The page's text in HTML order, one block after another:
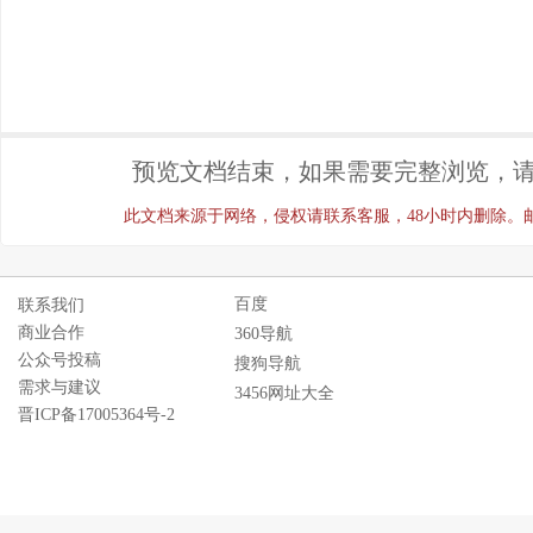
预览文档结束，如果需要完整浏览，
此文档来源于网络，侵权请联系客服，48小时内删除。
联系我们
商业合作
公众号投稿
需求与建议
晋ICP备17005364号-2
百度
360导航
搜狗导航
3456网址大全